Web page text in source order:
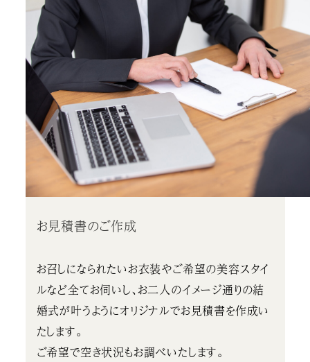
お見積書のご作成
お召しになられたいお衣装やご希望の美容スタイ
ルなど全てお伺いし、お二人のイメージ通りの結
婚式が叶うようにオリジナルでお見積書を作成い
たします。
ご希望で空き状況もお調べいたします。